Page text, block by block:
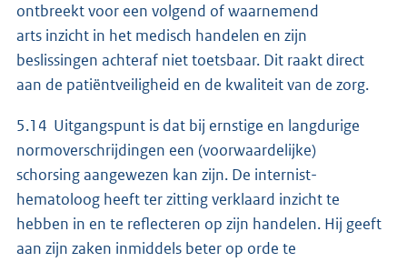
ontbreekt voor een volgend of waarnemend
arts inzicht in het medisch handelen en zijn
beslissingen achteraf niet toetsbaar. Dit raakt direct
aan de patiëntveiligheid en de kwaliteit van de zorg.
5.14 Uitgangspunt is dat bij ernstige en langdurige
normoverschrijdingen een (voorwaardelijke)
schorsing aangewezen kan zijn. De internist-
hematoloog heeft ter zitting verklaard inzicht te
hebben in en te reflecteren op zijn handelen. Hij geeft
aan zijn zaken inmiddels beter op orde te